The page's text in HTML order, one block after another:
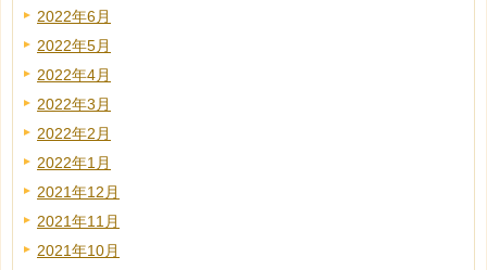
2022年6月
2022年5月
2022年4月
2022年3月
2022年2月
2022年1月
2021年12月
2021年11月
2021年10月